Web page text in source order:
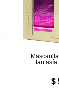
fantasía
$